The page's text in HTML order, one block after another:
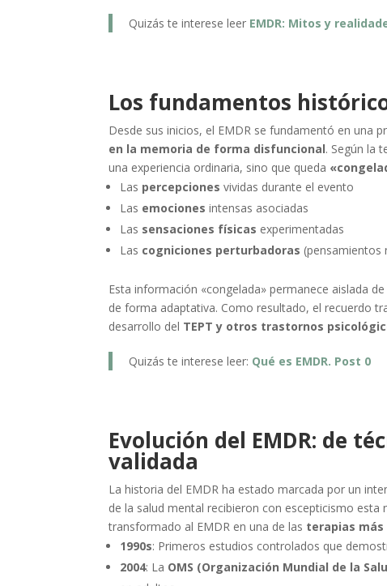
Quizás te interese leer EMDR: Mitos y
Los fundamentos
Desde sus inicios, el EMDR se fundamentó en una
en la memoria de forma disfuncional. Según la
una experiencia ordinaria, sino que queda
Las percepciones vividas durante el evento
Las emociones intensas asociadas
Las sensaciones físicas experimentadas
Las cogniciones perturbadoras (pensamientos
Esta información «congelada» permanece aislada
de forma adaptativa. Como resultado, el recuerdo
desarrollo del TEPT y otros trastornos
Quizás te interese leer: Qué es EMDR. Post 0
Evolución del EMDR: de
validada
La historia del EMDR ha estado marcada por un
de la salud mental recibieron con escepticismo
transformado al EMDR en una de las terapias más
1990s: Primeros estudios controlados que
2004: La OMS (Organización Mundial de la